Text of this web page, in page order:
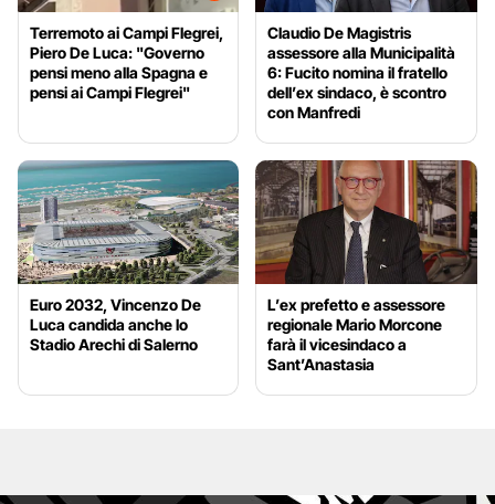
Terremoto ai Campi Flegrei,
Piero De Luca: "Governo
pensi meno alla Spagna e
pensi ai Campi Flegrei"
Claudio De Magistris
assessore alla Municipalità
6: Fucito nomina il fratello
dell’ex sindaco, è scontro
con Manfredi
Euro 2032, Vincenzo De
Luca candida anche lo
Stadio Arechi di Salerno
L’ex prefetto e assessore
regionale Mario Morcone
farà il vicesindaco a
Sant’Anastasia